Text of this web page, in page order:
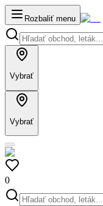
Rozbaliť menu
Vybrať
Vybrať
0